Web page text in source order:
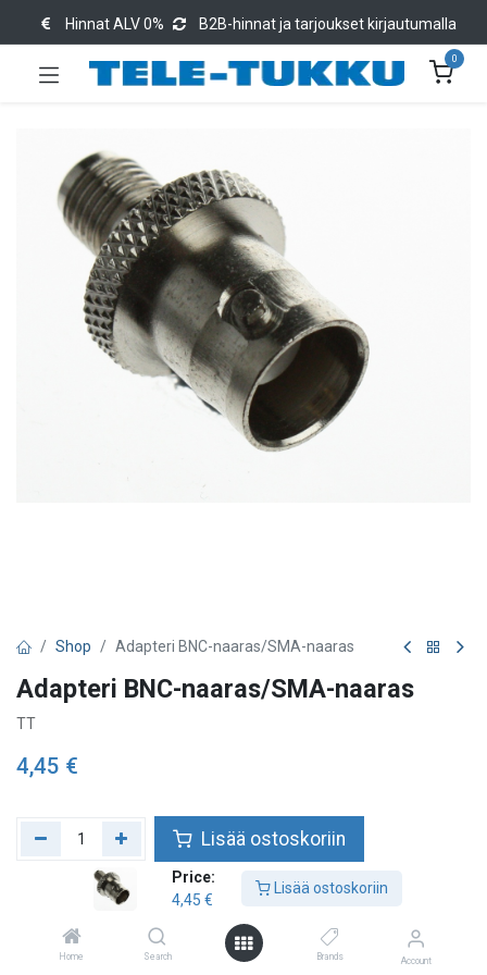
Price:
4,45 €
Lisää ostoskoriin
Home Search Brands Account
Hinnat ALV 0% B2B-hinnat ja tarjoukset kirjautumalla
0
Shop Adapteri BNC-naaras/SMA-naaras
Adapteri BNC-naaras/SMA-naaras
TT
4,45 €
Lisää ostoskoriin
Lisää toivelistalle